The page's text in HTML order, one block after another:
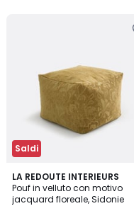
Saldi
LA REDOUTE INTERIEURS
Pouf in velluto con motivo
jacquard floreale, Sidonie
2,7
/ 5